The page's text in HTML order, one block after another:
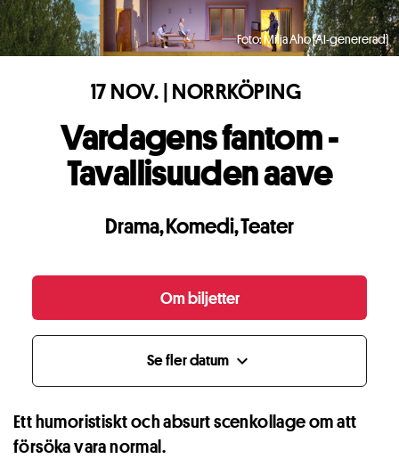
Foto: Milja Aho (AI-genererad)
17 NOV. | NORRKÖPING
Vardagens fantom -
Tavallisuuden aave
Drama,Komedi,Teater
Om biljetter
Se fler datum expand_more
Ett humoristiskt och absurt scenkollage om att
försöka vara normal.